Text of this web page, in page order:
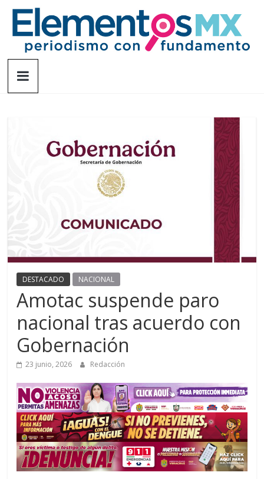
Saltar
contenido
Elementosmx
DESTACADO NACIONAL
Amotac suspende paro
nacional tras acuerdo con
Gobernación
23 junio, 2026 Redacción